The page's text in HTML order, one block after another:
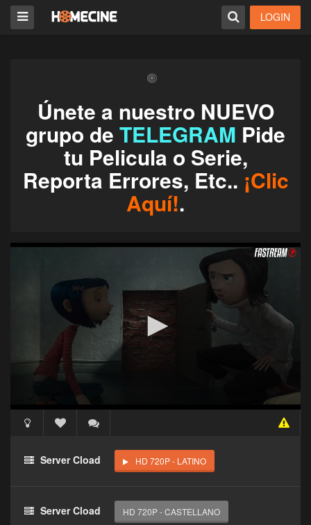
LOGIN
Únete a nuestro NUEVO
grupo de TELEGRAM Pide
tu Pelicula o Serie,
Reporta Errores, Etc.. ¡Clic
Aquí!.
Haz clic 3 veces en el botón para desbloquear este
reproductor
Clic 1 - Abrir primer enlace
Server Cload HD 720P - LATINO
Server Cload HD 720P - CASTELLANO